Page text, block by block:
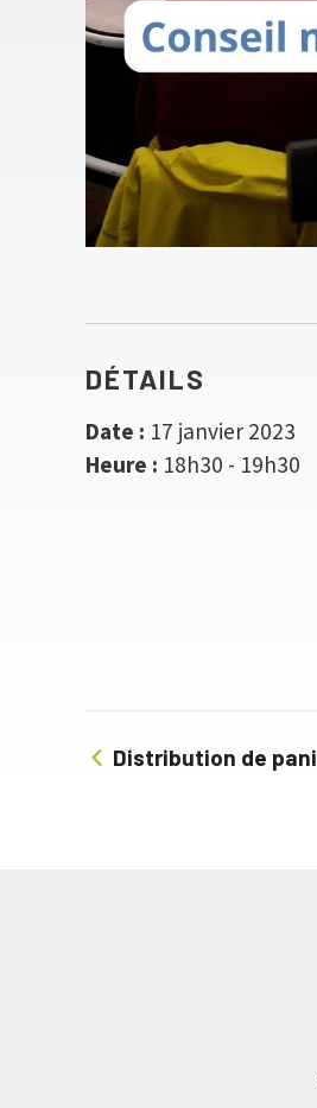
DÉTAILS
Date : 17 janvier 2023
Heure : 18h30 - 19h30
Distribution de